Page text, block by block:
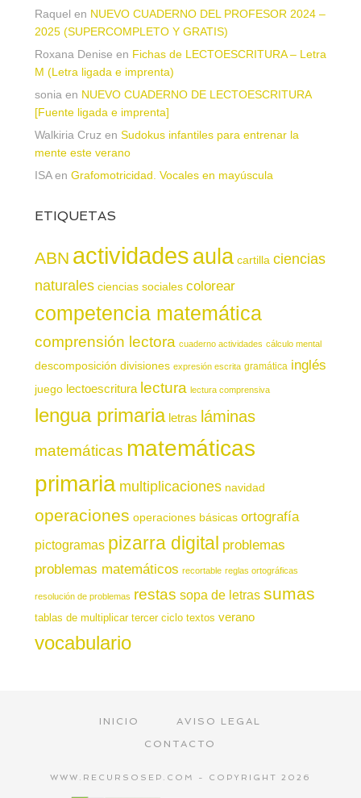
Raquel en NUEVO CUADERNO DEL PROFESOR 2024 –
2025 (SUPERCOMPLETO Y GRATIS)
Roxana Denise en Fichas de LECTOESCRITURA – Letra
M (Letra ligada e imprenta)
sonia en NUEVO CUADERNO DE LECTOESCRITURA
[Fuente ligada e imprenta]
Walkiria Cruz en Sudokus infantiles para entrenar la
mente este verano
ISAen Grafomotricidad. Vocales en mayúscula
ETIQUETAS
ABN actividadesaula cartilla ciencias
naturales ciencias sociales colorear
competencia matemática
comprensión lectora cuaderno actividades cálculo mental
descomposición divisiones expresión escrita gramática inglés
juego lectoescritura lectura lectura comprensiva
lengua primaria letras láminas
matemáticas matemáticas
primaria multiplicaciones navidad
operaciones operaciones básicas ortografía
pictogramas pizarra digital problemas
problemas matemáticos recortable reglas ortográficas
resolución de problemas restas sopa de letras sumas
tablas de multiplicar tercer ciclo textos verano
vocabulario
INICIO
AVISO LEGAL
CONTACTO
WWW.RECURSOSEP.COM - COPYRIGHT 2026